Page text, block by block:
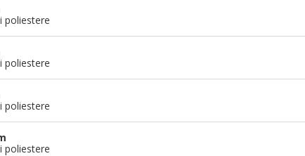
poliestere
poliestere
poliestere
poliestere